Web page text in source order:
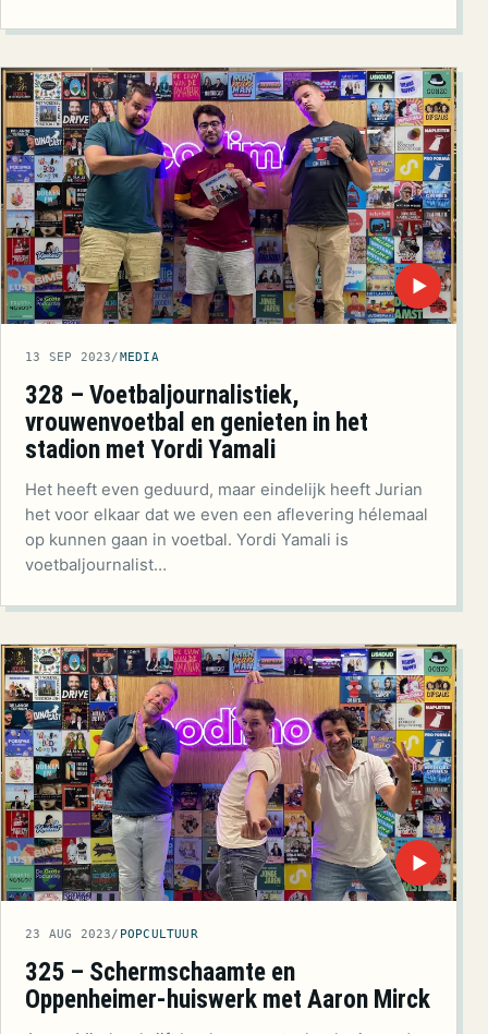
▶
13 SEP 2023/ MEDIA
328 – Voetbaljournalistiek,
vrouwenvoetbal en genieten in het
stadion met Yordi Yamali
Het heeft even geduurd, maar eindelijk heeft Jurian
het voor elkaar dat we even een aflevering hélemaal
op kunnen gaan in voetbal. Yordi Yamali is
voetbaljournalist…
▶
23 AUG 2023/ POPCULTUUR
325 – Schermschaamte en
Oppenheimer-huiswerk met Aaron Mirck